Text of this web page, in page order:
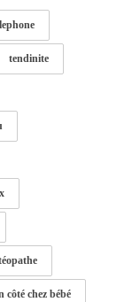
tendinite
côté chez bébé